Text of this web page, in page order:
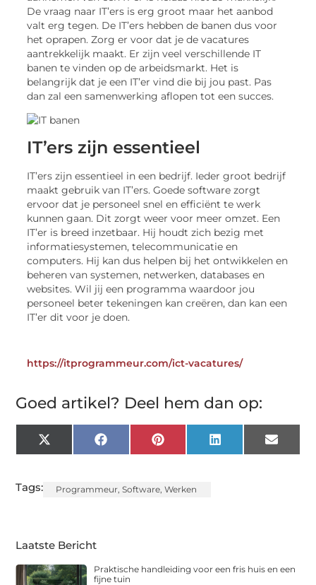
De vraag naar IT’ers is erg groot maar het aanbod
valt erg tegen. De IT’ers hebben de banen dus voor
het oprapen. Zorg er voor dat je de vacatures
aantrekkelijk maakt. Er zijn veel verschillende IT
banen te vinden op de arbeidsmarkt. Het is
belangrijk dat je een IT’er vind die bij jou past. Pas
dan zal een samenwerking aflopen tot een succes.
IT’ers zijn essentieel
IT’ers zijn essentieel in een bedrijf. Ieder groot bedrijf
maakt gebruik van IT’ers. Goede software zorgt
ervoor dat je personeel snel en efficiënt te werk
kunnen gaan. Dit zorgt weer voor meer omzet. Een
IT’er is breed inzetbaar. Hij houdt zich bezig met
informatiesystemen, telecommunicatie en
computers. Hij kan dus helpen bij het ontwikkelen en
beheren van systemen, netwerken, databases en
websites. Wil jij een programma waardoor jou
personeel beter tekeningen kan creëren, dan kan een
IT’er dit voor je doen.
https://itprogrammeur.com/ict-vacatures/
Goed artikel? Deel hem dan op:
X
(Twitter)
FacebookPinterest LinkedIn Email
Tags: Programmeur,Software,Werken
Laatste Bericht
Praktische handleiding voor een fris huis en een
fijne tuin